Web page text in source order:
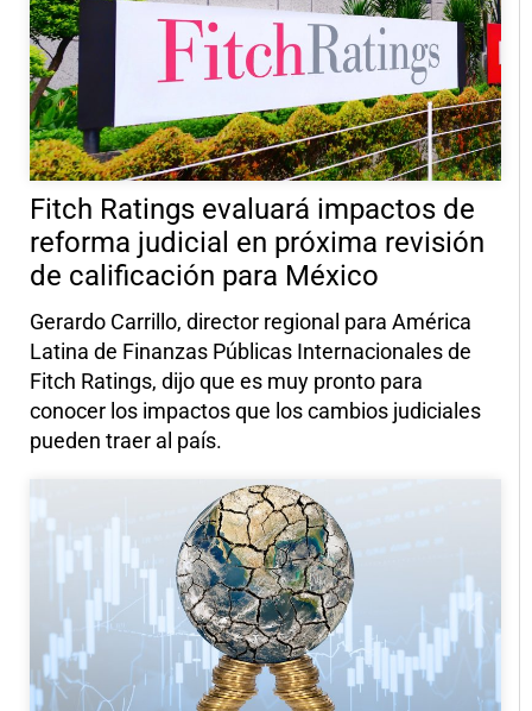
Fitch Ratings evaluará impactos de
reforma judicial en próxima revisión
de calificación para México
Gerardo Carrillo, director regional para América
Latina de Finanzas Públicas Internacionales de
Fitch Ratings, dijo que es muy pronto para
conocer los impactos que los cambios judiciales
pueden traer al país.